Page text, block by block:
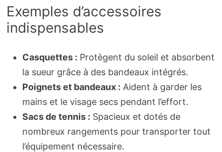
Exemples d’accessoires
indispensables
Casquettes : Protègent du soleil et absorbent
la sueur grâce à des bandeaux intégrés.
Poignets et bandeaux : Aident à garder les
mains et le visage secs pendant l’effort.
Sacs de tennis : Spacieux et dotés de
nombreux rangements pour transporter tout
l’équipement nécessaire.